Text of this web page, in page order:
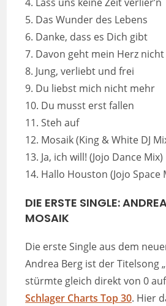
4. Lass uns keine Zeit verlier’n
5. Das Wunder des Lebens
6. Danke, dass es Dich gibt
7. Davon geht mein Herz
8. Jung, verliebt und frei
9. Du liebst mich nicht mehr
10. Du musst erst fallen
11. Steh auf
12. Mosaik (King & White DJ
13. Ja, ich will! (Jojo Dance Mix)
14. Hallo Houston (Jojo Space
DIE ERSTE SINGLE:
MOSAIK
Die erste Single aus dem
Andrea Berg ist der Titelsong
stürmte gleich direkt von 0
Schlager Charts Top 30. Hier